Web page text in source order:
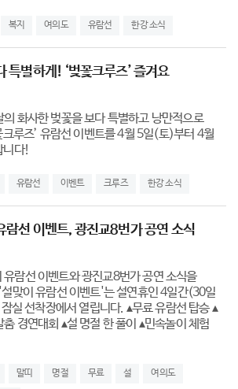
복지 여의도 유람선 한강 소식
특별하게! ‘벚꽃크루즈’ 즐겨요
화사한 벚꽃을 보다 특별하고 낭만적으로
크루즈’ 유람선 이벤트를 4월 5일(토)부터 4월
니다!
유람선 이벤트 크루즈 한강 소식
람선 이벤트, 광진교8번가 공연 소식
람선 이벤트와 광진교8번가 공연 소식을
맞이 유람선 이벤트'는 설연휴인 4일간(30일
실 선착장에서 열립니다. ▴무료 유람선 탑승 ▴
경연대회 ▴설 명절 한 풀이 ▴민속놀이 체험
말띠 명절 무료 설 여의도